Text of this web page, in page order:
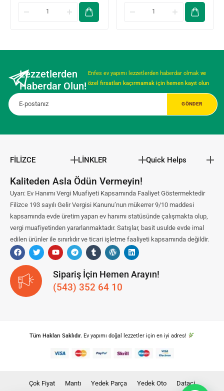
Lezzetlerden
Haberdar Olun!
Enfes ev yapımı lezzetlerden haberdar olmak ve
özel fırsatları kaçırmamak için hemen kayıt olun
FİLİZCE LİNKLER Quick Helps
Kaliteden Asla Ödün Vermeyin!
Uyarı: Ev Hanımı Vergi Muafiyeti Kapsamında Faaliyet Göstermektedir
Filizce 193 sayılı Gelir Vergisi Kanunu’nun mükerrer 9/10 maddesi
kapsamında evde üretim yapan ev hanımı statüsünde çalışmakta olup,
vergi muafiyetinden yararlanmaktadır. Satışlar, basit usulde evde imal
edilen ürünler ile sınırlıdır ve ticari işletme faaliyeti kapsamında değildir.
Sipariş İçin Hemen Arayın!
(543) 352 64 10
Tüm Hakları Saklıdır. Ev yapımı doğal lezzetler için en iyi adres!
Çok Fiyat Mantı Yedek Parça Yedek Oto Dataci